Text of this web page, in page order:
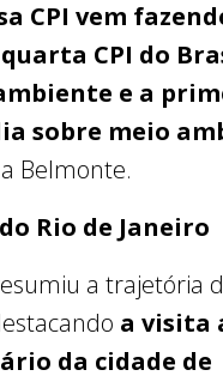
CPI vem
CPI do
e a
sobre meio
Belmonte.
Rio de Janeiro
a trajetória
a visita
da cidade de